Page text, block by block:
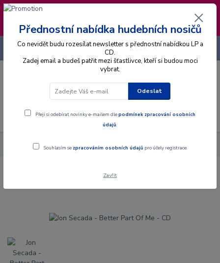
❣️ Od 4.8. do 13.8. čerpám dovolenou. Datum
expedice objednávek se posouvá na pátek
14.8.2026 🐋
Menu
CZK
+420 725 736 293
Alba CD Jon Secada - Better Part Of Me - CD
Jon Secada - Better Part Of Me - CD
Přednostní nabídka hudebních nosičů
Co nevidět budu rozesílat newsletter s přednostní nabídkou LP a
CD.
Zadej email a budeš patřit mezi šťastlivce, kteří si budou moci
vybrat.
Odeslat
Přeji si odebírat novinky e-mailem dlepodmínek zpracování osobních
údajů.
Souhlasím se zpracováním osobních údajů pro účely registrace.
Zavřít